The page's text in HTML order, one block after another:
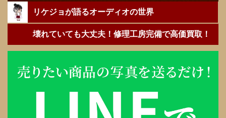
リケジョが語るオーディオの世界
壊れていても大丈夫！修理工房完備で高価買取！